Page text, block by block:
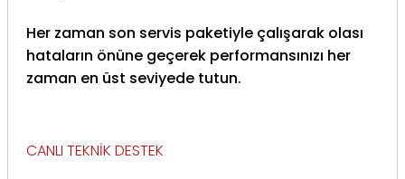
Her zaman son servis paketiyle çalışarak olası
hataların önüne geçerek performansınızı her
zaman en üst seviyede tutun.
CANLI TEKNİK DESTEK